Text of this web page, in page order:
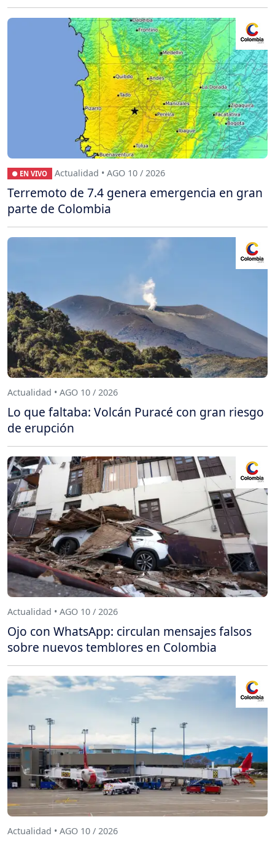
● EN VIVO Actualidad • AGO 10 / 2026
Terremoto de 7.4 genera emergencia en gran
parte de Colombia
Actualidad • AGO 10 / 2026
Lo que faltaba: Volcán Puracé con gran riesgo
de erupción
Actualidad • AGO 10 / 2026
Ojo con WhatsApp: circulan mensajes falsos
sobre nuevos temblores en Colombia
Actualidad • AGO 10 / 2026